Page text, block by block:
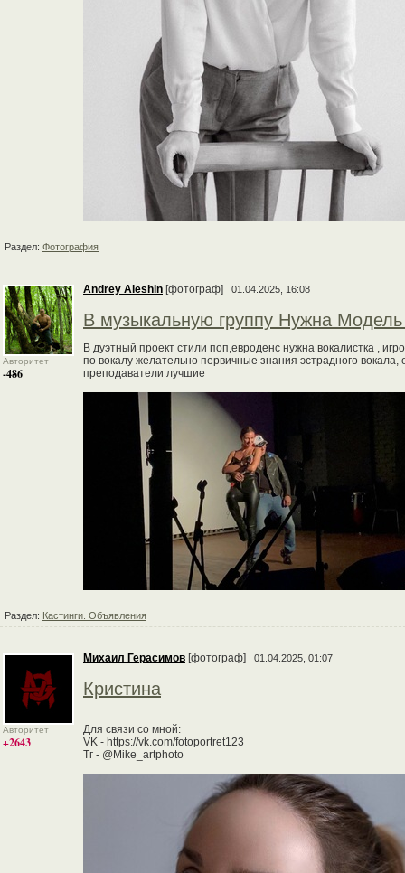
Раздел: Фотография
Авторитет
-486
Andrey Aleshin [фотограф] 01.04.2025, 16:08
В музыкальную группу Нужна
В дуэтный проект стили поп,евроденс нужна вокалистка ,
по вокалу желательно первичные знания эстрадного
преподаватели лучшие
Раздел: Кастинги. Объявления
Авторитет
+2643
Михаил Герасимов [фотограф] 01.04.2025, 01:07
Кристина
Для связи со мной:
VK - https://vk.com/fotoportret123
Тг - @Mike_artphoto